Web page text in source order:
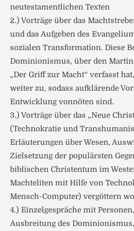
neutestamentlichen Texten
2.) Vorträge über das
und das Aufgeben des
sozialen Transformation. Diese
Dominionismus, über den
„Der Griff zur Macht“ verfasst
weiter zu, sodass aufklärende
Entwicklung vonnöten sind.
3.) Vorträge über das „Neue
(Technokratie und
Erläuterungen über Wesen,
Zielsetzung der populärsten
biblischen Christentum im
Machteliten mit Hilfe von
Mensch-Computer) vergöttern
4.) Einzelgespräche mit
Ausbreitung des